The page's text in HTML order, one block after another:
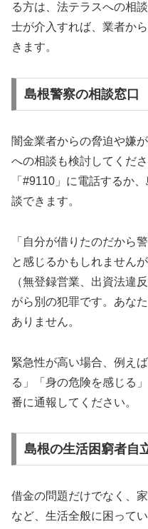
る方は、法テラスへの相
士が介入すれば、業者か
きます。
島根警察の相談窓口
闇金業者からの脅迫や嫌
への相談も検討してくだ
「#9110」に電話するか
談できます。
「自分が借りたのだから
と感じるかもしれません
（無登録営業、出資法違
がら別の犯罪です。あな
ありません。
緊急性が高い場合、例え
る」「身の危険を感じる
番に通報してください。
島根の生活困窮者自
借金の問題だけでなく、
など、生活全般に困って